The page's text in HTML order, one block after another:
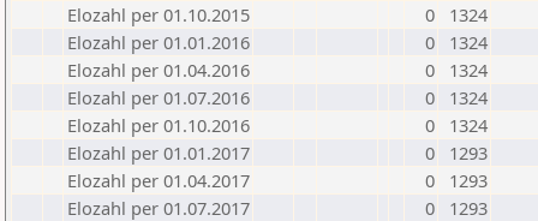
Elozahl per 01.10.2015
0
1324
Elozahl per 01.01.2016
0
1324
Elozahl per 01.04.2016
0
1324
Elozahl per 01.07.2016
0
1324
Elozahl per 01.10.2016
0
1324
Elozahl per 01.01.2017
0
1293
Elozahl per 01.04.2017
0
1293
Elozahl per 01.07.2017
0
1293